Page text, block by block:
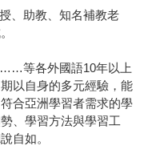
、助教、知名補教老
等各外國語10年以上
以自身的多元經驗，能
合亞洲學習者需求的學
、學習方法與學習工
自如。